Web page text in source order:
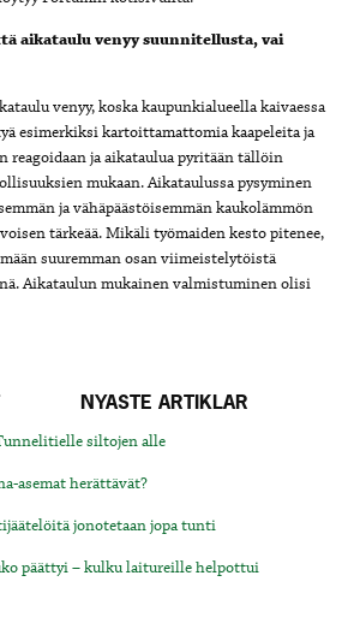
aikataulu venyy suunnitellusta, vai
venyy, koska kaupunkialueella kaivaessa
esimerkiksi kartoittamattomia kaapeleita ja
reagoidaan ja aikataulua pyritään tällöin
mukaan. Aikataulussa pysyminen
ja vähäpäästöisemmän kaukolämmön
tärkeää. Mikäli työmaiden kesto pitenee,
suuremman osan viimeistelytöistä
Aikataulun mukainen valmistuminen olisi
NYASTE ARTIKLAR
siltojen alle
asemat herättävät?
jonotetaan jopa tunti
päättyi – kulku laitureille helpottui